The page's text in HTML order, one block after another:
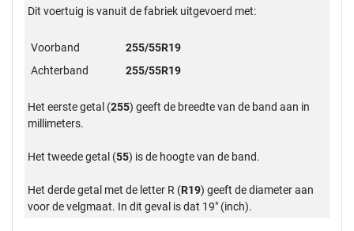
Dit voertuig is vanuit de fabriek uitgevoerd met:
Voorband
255/55R19
Achterband
255/55R19
Het eerste getal (255) geeft de breedte van de band aan in
millimeters.
Het tweede getal (55) is de hoogte van de band.
Het derde getal met de letter R (R19) geeft de diameter aan
voor de velgmaat. In dit geval is dat 19" (inch).